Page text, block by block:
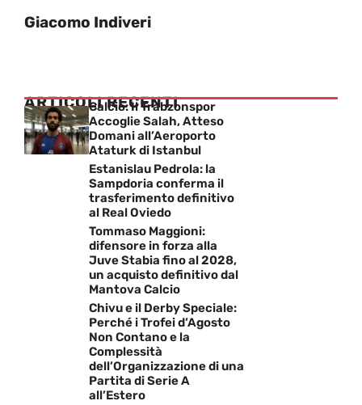
Giacomo Indiveri
ARTICOLI RECENTI
Calcio: Il Trabzonspor
Accoglie Salah, Atteso
Domani all’Aeroporto
Ataturk di Istanbul
Estanislau Pedrola: la
Sampdoria conferma il
trasferimento definitivo
al Real Oviedo
Tommaso Maggioni:
difensore in forza alla
Juve Stabia fino al 2028,
un acquisto definitivo dal
Mantova Calcio
Chivu e il Derby Speciale:
Perché i Trofei d’Agosto
Non Contano e la
Complessità
dell’Organizzazione di una
Partita di Serie A
all’Estero